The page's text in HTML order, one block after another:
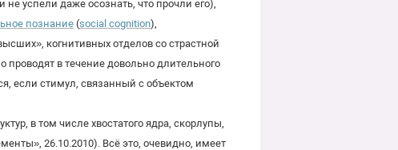
успели даже осознать, что прочли его),
познание(social cognition),
когнитивных отделов со страстной
в течение довольно длительного
если стимул, связанный с объектом
в том числе хвостатого ядра, скорлупы,
26.10.2010). Всё это, очевидно, имеет